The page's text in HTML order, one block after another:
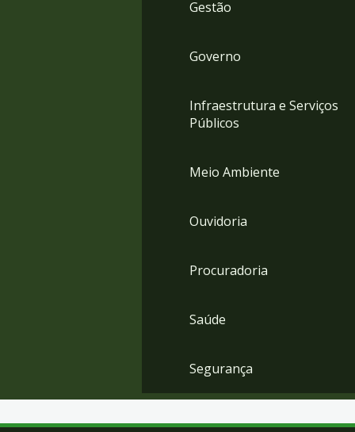
Gestão
Governo
Infraestrutura e Serviços
Públicos
Meio Ambiente
Ouvidoria
Procuradoria
Saúde
Segurança